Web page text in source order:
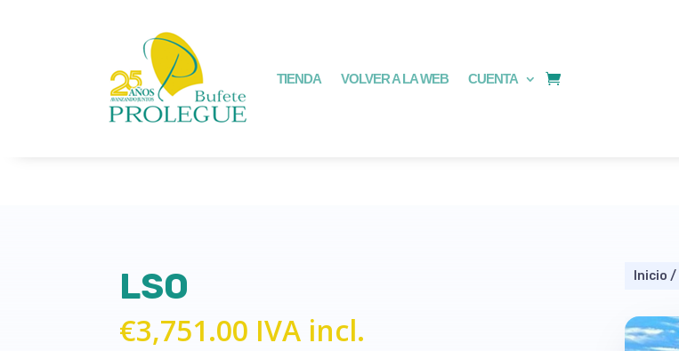
TIENDA VOLVER A LA WEB CUENTA
LSO
€3,751.00 IVA incl.
Inicio /